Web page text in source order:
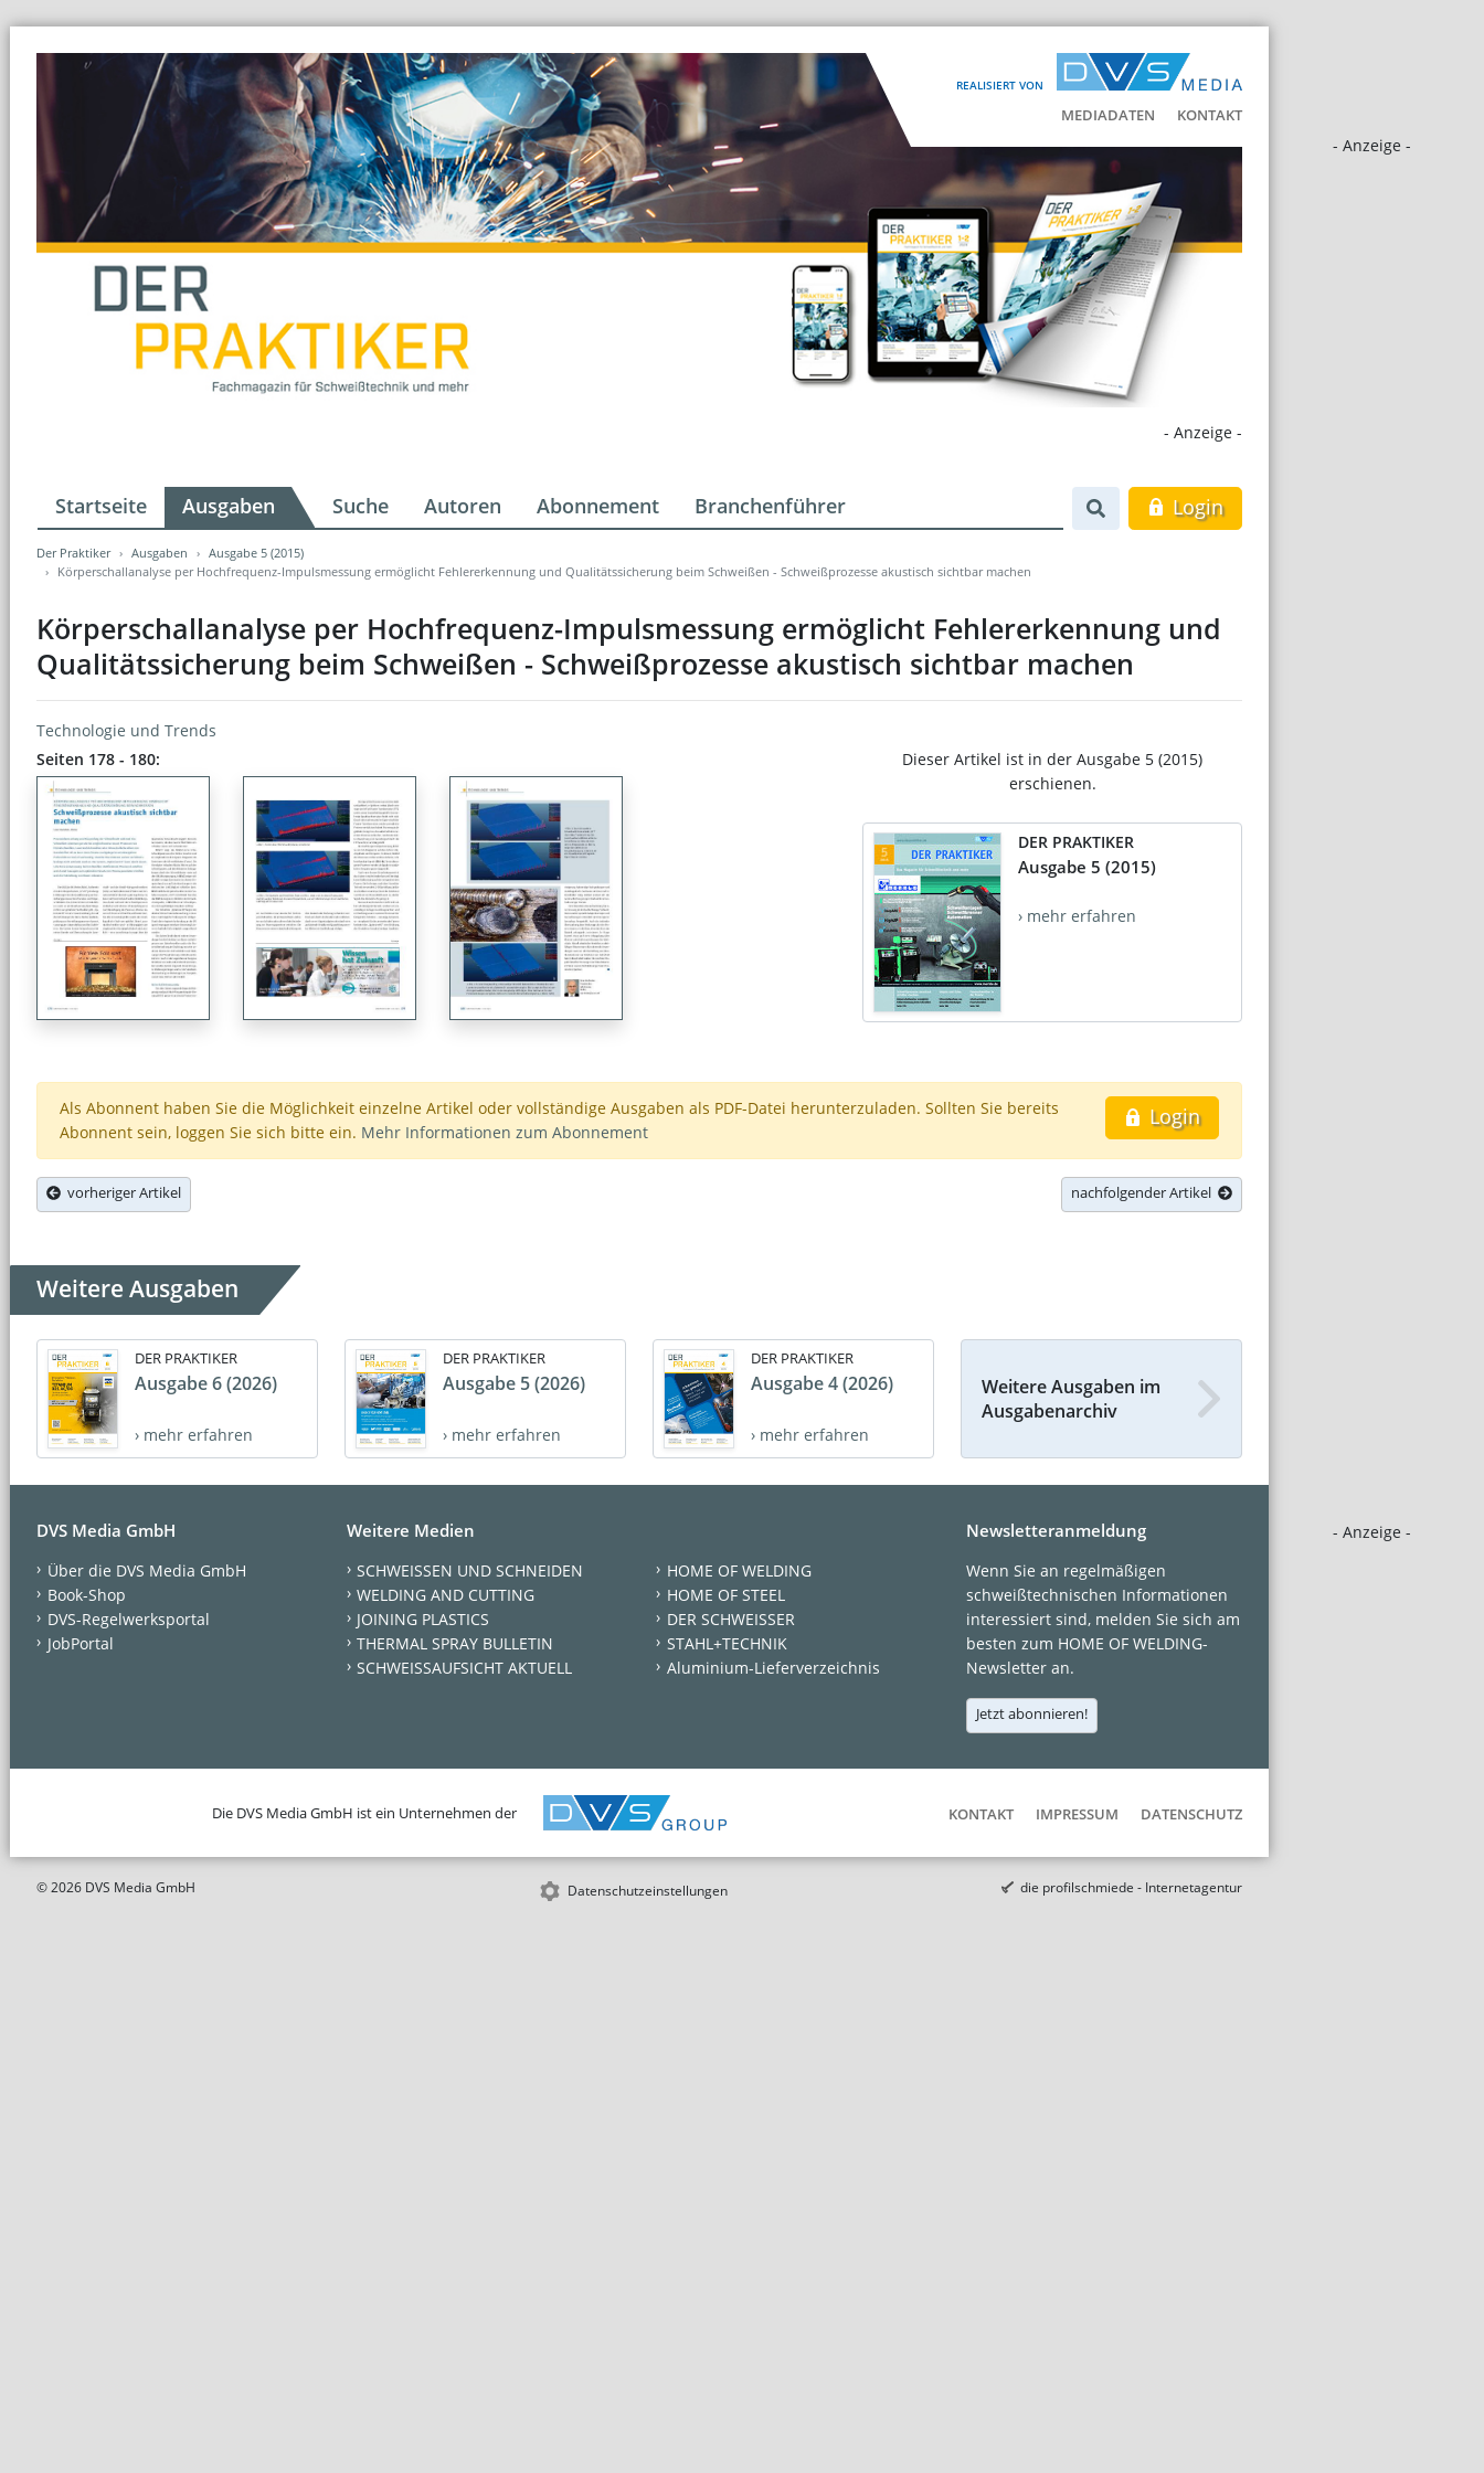
REALISIERT VON
MEDIADATEN KONTAKT
- Anzeige -
- Anzeige -
- Anzeige -
Startseite Ausgaben Suche Autoren Abonnement Branchenführer Login
Der Praktiker Ausgaben
Ausgabe 5 (2015)
Körperschallanalyse per Hochfrequenz-Impulsmessung ermöglicht Fehlererkennung und Qualitätssicherung beim Schweißen - Schweißprozesse akustisch sichtbar machen
Körperschallanalyse per Hochfrequenz-Impulsmessung ermöglicht Fehlererkennung und
Qualitätssicherung beim Schweißen - Schweißprozesse akustisch sichtbar machen
Technologie und Trends
Seiten 178 - 180:
Dieser Artikel ist in der Ausgabe 5 (2015)
erschienen.
DER PRAKTIKER
Ausgabe 5 (2015)
› mehr erfahren
Login
Als Abonnent haben Sie die Möglichkeit einzelne Artikel oder vollständige Ausgaben als PDF-Datei herunterzuladen. Sollten Sie bereits
Abonnent sein, loggen Sie sich bitte ein. Mehr Informationen zum Abonnement
vorheriger Artikel nachfolgender Artikel
Weitere Ausgaben
DER PRAKTIKER
Ausgabe 6 (2026)
› mehr erfahren
DER PRAKTIKER
Ausgabe 5 (2026)
› mehr erfahren
DER PRAKTIKER
Ausgabe 4 (2026)
› mehr erfahren
Weitere Ausgaben im
Ausgabenarchiv
DVS Media GmbH
Über die DVS Media GmbH
Book-Shop
DVS-Regelwerksportal
JobPortal
Weitere Medien
SCHWEISSEN UND SCHNEIDEN
WELDING AND CUTTING
JOINING PLASTICS
THERMAL SPRAY BULLETIN
SCHWEISSAUFSICHT AKTUELL
HOME OF WELDING
HOME OF STEEL
DER SCHWEISSER
STAHL+TECHNIK
Aluminium-Lieferverzeichnis
Newsletteranmeldung
Wenn Sie an regelmäßigen
schweißtechnischen Informationen
interessiert sind, melden Sie sich am
besten zum HOME OF WELDING-
Newsletter an.
Jetzt abonnieren!
Die DVS Media GmbH ist ein Unternehmen der KONTAKT IMPRESSUM DATENSCHUTZ
© 2026 DVS Media GmbH Datenschutzeinstellungen die profilschmiede - Internetagentur